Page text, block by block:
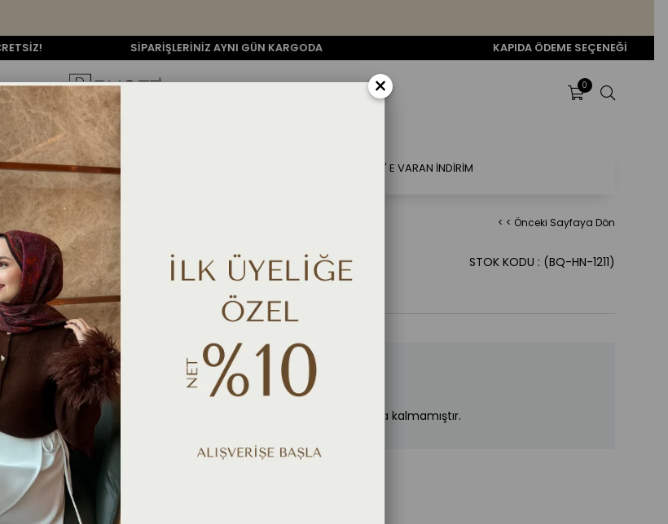
SİPARİŞLERİNİZ AYNI GÜN KARGODA KAPIDA ÖDEME SEÇENEĞİ
0
ÜST GIYIM ALT GIYIM %80' E VARAN İNDİRİM
< < Önceki Sayfaya Dön
Drape Detaylı Bluz - SİYAH (BQ-HN-1211)
STOK KODU
Ürün stoklarımızda kalmamıştır.
×